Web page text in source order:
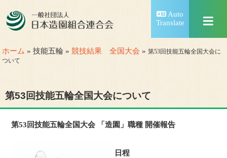
Auto
Translate
ホーム » 技能五輪 »競技結果 全国大会 »第53回技能五輪全国大会に
ついて
第53回技能五輪全国大会について
第53回技能五輪全国大会 「造園」職種 開催報告
日程